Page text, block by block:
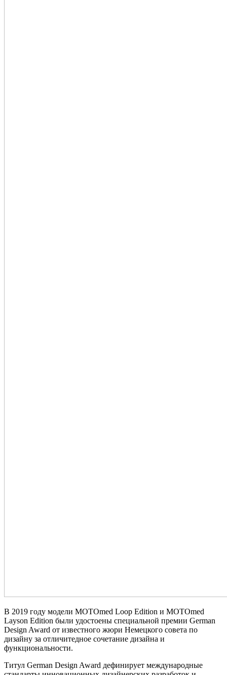
В 2019 году модели MOTOmed Loop Edition и MOTOmed
Layson Edition были удостоены специальной премии German
Design Award от известного жюри Немецкого совета по
дизайну за отличитедное сочетание дизайна и
функциональности.
Титул German Design Award дефинирует международные